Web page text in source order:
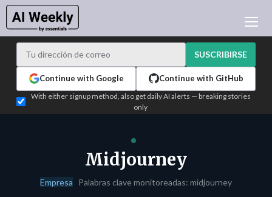
APRENDER IA
TEST EDITION BUILDER
INICIAR SESIÓN
SUSCRIBIRSE
Continue with Google Continue with GitHub
With either signup method, also get daily AI alerts — breaking stories
only
Midjourney
Empresa Palabras clave monitoreadas: midjourney